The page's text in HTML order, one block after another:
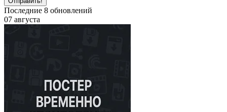
Последние 8 обновлений
07 августа